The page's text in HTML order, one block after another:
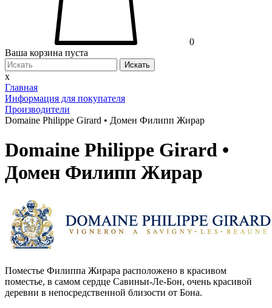
0
Ваша корзина пуста
Искать
x
Главная
Информация для покупателя
Производители
Domaine Philippe Girard • Домен Филипп Жирар
Domaine Philippe Girard •
Домен Филипп Жирар
Поместье Филиппа Жирара расположено в красивом
поместье, в самом сердце Савиньи-Ле-Бон, очень красивой
деревни в непосредственной близости от Бона.